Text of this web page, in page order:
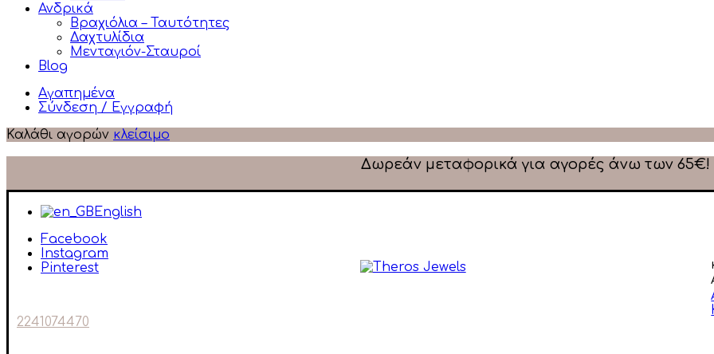
Ανδρικά
Βραχιόλια – Ταυτότητες
Δαχτυλίδια
Μενταγιόν-Σταυροί
Blog
Αγαπημένα
Σύνδεση / Εγγραφή
Καλάθι αγορών κλείσιμο
Δωρεάν μεταφορικά για αγορές άνω των 65€!
English
Facebook
Instagram
Pinterest
2241074470